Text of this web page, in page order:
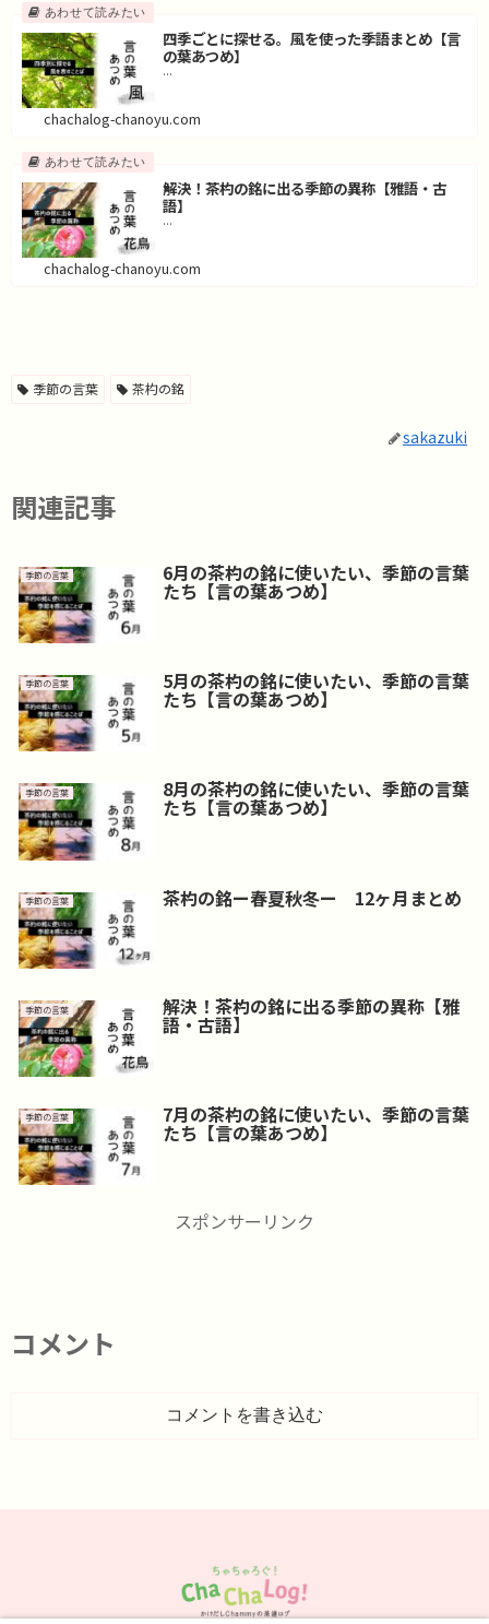
四季ごとに探せる。風を使った季語まとめ【言
の葉あつめ】
...
chachalog-chanoyu.com
解決！茶杓の銘に出る季節の異称【雅語・古
語】
...
chachalog-chanoyu.com
季節の言葉 茶杓の銘
sakazuki
関連記事
季節の言葉 6月の茶杓の銘に使いたい、季節の言葉
たち【言の葉あつめ】
季節の言葉 5月の茶杓の銘に使いたい、季節の言葉
たち【言の葉あつめ】
季節の言葉 8月の茶杓の銘に使いたい、季節の言葉
たち【言の葉あつめ】
季節の言葉 茶杓の銘ー春夏秋冬ー 12ヶ月まとめ
季節の言葉 解決！茶杓の銘に出る季節の異称【雅
語・古語】
季節の言葉 7月の茶杓の銘に使いたい、季節の言葉
たち【言の葉あつめ】
スポンサーリンク
コメント
コメントを書き込む